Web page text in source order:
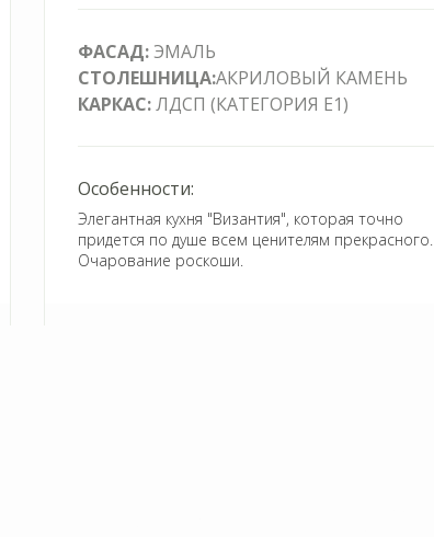
ЭМАЛЬ
ЛДСП (КАТЕГОРИЯ Е1)
Элегантная кухня "Византия", которая точно
придется по душе всем ценителям прекрасного.